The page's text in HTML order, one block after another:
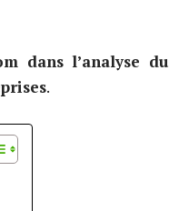
dans l’analyse du
.